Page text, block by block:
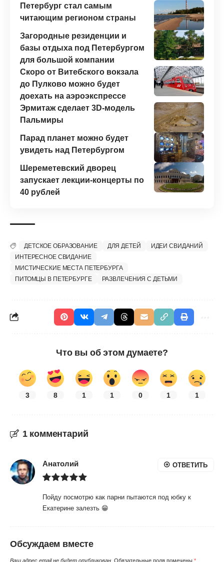
Петербург стал самым
читающим регионом страны
Загородные резиденции и
базы отдыха под Петербургом
для большой компании
Скоро от Витебского вокзала
до Пулково можно будет
доехать на аэроэкспрессе
Эрмитаж сделает 3D-модель
Пальмиры
Парад планет можно будет
увидеть над Петербургом
Шереметевский дворец
запускает лекции-концерты по
40 рублей
ДЕТСКОЕ ОБРАЗОВАНИЕ ДЛЯ ДЕТЕЙ
ИДЕИ СВИДАНИЙ
ИНТЕРЕСНОЕ СВИДАНИЕ
МИСТИЧЕСКИЕ МЕСТА ПЕТЕРБУРГА
ПИТОМЦЫ В ПЕТЕРБУРГЕ
РАЗВЛЕЧЕНИЯ С ДЕТЬМИ
Что вы об этом думаете?
3 8 1 1 0 1 1
1 комментарий
Анатолий
Пойду посмотрю как парни пытаются под юбку к
Екатерине залезть 😁
ОТВЕТИТЬ
Обсуждаем вместе
Ваш адрес email не будет опубликован. Обязательные поля помечены *